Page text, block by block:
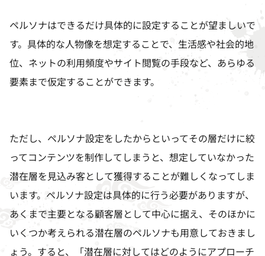
ペルソナはできるだけ具体的に設定することが望ましいで
す。具体的な人物像を想定することで、生活感や社会的地
位、ネットの利用頻度やサイト閲覧の手段など、あらゆる
要素まで仮定することができます。
ただし、ペルソナ設定をしたからといってその層だけに絞
ってコンテンツを制作してしまうと、想定していなかった
潜在層を見込み客として獲得することが難しくなってしま
います。ペルソナ設定は具体的に行う必要がありますが、
あくまで主要となる顧客層として中心に据え、そのほかに
いくつか考えられる潜在層のペルソナも用意しておきまし
ょう。すると、「潜在層に対してはどのようにアプローチ